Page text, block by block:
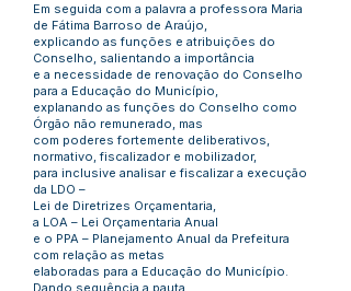
Em seguida com a palavra a professora Maria
de Fátima Barroso de Araújo,
explicando as funções e atribuições do
Conselho, salientando a importância
e a necessidade de renovação do Conselho
para a Educação do Município,
explanando as funções do Conselho como
Órgão não remunerado, mas
com poderes fortemente deliberativos,
normativo, fiscalizador e mobilizador,
para inclusive analisar e fiscalizar a execução
da LDO –
Lei de Diretrizes Orçamentaria,
a LOA – Lei Orçamentaria Anual
e o PPA – Planejamento Anual da Prefeitura
com relação as metas
elaboradas para a Educação do Município.
Dando sequência a pauta